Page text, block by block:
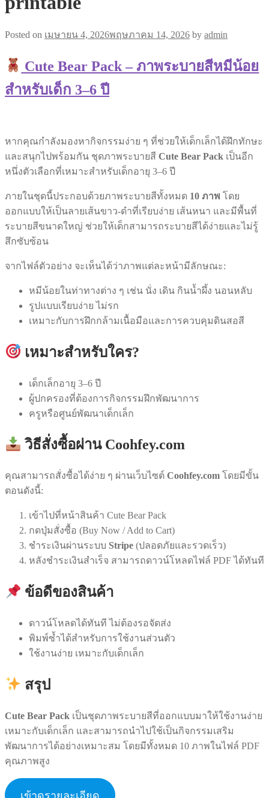
Posted on เมษายน 4, 2026พฤษภาคม 14, 2026 by admin
Cute Bear Pack – ภาพระบายสีหมีน้อย
สำหรับเด็ก 3–6 ปี
หากคุณกำลังมองหากิจกรรมง่าย ๆ ที่ช่วยให้เด็กเล็กได้ฝึกทักษะ
และสนุกไปพร้อมกัน ชุดภาพระบายสี Cute Bear Pack เป็นอีก
หนึ่งตัวเลือกที่เหมาะสำหรับเด็กอายุ 3–6 ปี
ภายในชุดนี้ประกอบด้วยภาพระบายสีทั้งหมด 10 ภาพ โดย
ออกแบบให้เป็นลายเส้นขาว-ดำที่เรียบง่าย เส้นหนา และมีพื้นที่
ระบายสีขนาดใหญ่ ช่วยให้เด็กสามารถระบายสีได้ง่ายและไม่รู้
สึกซับซ้อน
จากไฟล์ตัวอย่าง จะเห็นได้ว่าภาพแต่ละหน้ามีลักษณะ:
หมีน้อยในท่าทางต่าง ๆ เช่น นั่ง เดิน กินน้ำผึ้ง นอนหลับ
รูปแบบเรียบง่าย ไม่รก
เหมาะกับการฝึกกล้ามเนื้อมือและการควบคุมดินสอสี
เหมาะสำหรับใคร?
เด็กเล็กอายุ 3–6 ปี
ผู้ปกครองที่ต้องการกิจกรรมฝึกพัฒนาการ
ครูหรือศูนย์พัฒนาเด็กเล็ก
วิธีสั่งซื้อผ่าน Coohfey.com
คุณสามารถสั่งซื้อได้ง่าย ๆ ผ่านเว็บไซต์ Coohfey.com โดยมีขั้น
ตอนดังนี้:
เข้าไปที่หน้าสินค้า Cute Bear Pack
กดปุ่มสั่งซื้อ (Buy Now / Add to Cart)
ชำระเงินผ่านระบบ Stripe (ปลอดภัยและรวดเร็ว)
หลังชำระเงินสำเร็จ สามารถดาวน์โหลดไฟล์ PDF ได้ทันที
ข้อดีของสินค้า
ดาวน์โหลดได้ทันที ไม่ต้องรอจัดส่ง
พิมพ์ซ้ำได้สำหรับการใช้งานส่วนตัว
ใช้งานง่าย เหมาะกับเด็กเล็ก
สรุป
Cute Bear Pack เป็นชุดภาพระบายสีที่ออกแบบมาให้ใช้งานง่าย
เหมาะกับเด็กเล็ก และสามารถนำไปใช้เป็นกิจกรรมเสริม
พัฒนาการได้อย่างเหมาะสม โดยมีทั้งหมด 10 ภาพในไฟล์ PDF
คุณภาพสูง
เข้าดูรายละเอียด